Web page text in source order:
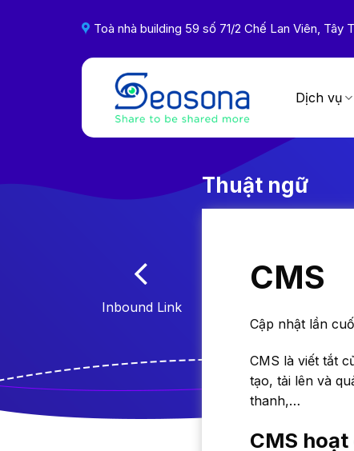
Toà nhà building 59 số 71/2 Chế Lan Viên, Tây
Dịch vụ
Inbound Link
Thuật ngữ
CMS
Cập nhật lần
CMS là viết tắt
tạo, tải lên và
thanh,…
CMS